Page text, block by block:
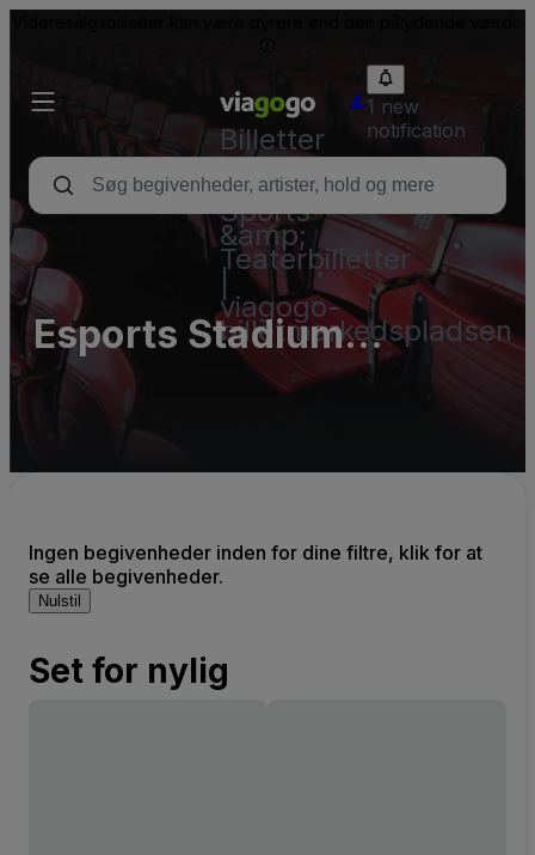
Billetter
-
Koncert-,
Sports-
&amp;
Teaterbilletter
viagogo-
billetmarkedspladsen
1 new
notification
Esports Stadium
Arlington Parking Lots
Ingen begivenheder inden for dine filtre, klik for at
se alle begivenheder.
Nulstil
Set for nylig